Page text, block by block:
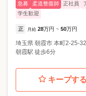
急募 柔道整復師 正社員
学生歓迎
正 月給 28万円 ~ 50万円
埼玉県 朝霞市 本町2-25-32
朝霞駅 徒歩6分
キープする